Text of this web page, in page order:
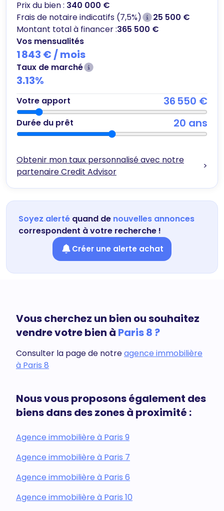
Prix du bien : 340 000 €
Frais de notaire indicatifs (7,5%)
25 500 €
Montant total à financer :365 500 €
Vos mensualités
1 843 € / mois
Taux de marché
3.13%
Votre apport 36 550 €
Durée du prêt 20 ans
Obtenir mon taux personnalisé avec notre
partenaire Credit Advisor
>
Soyez alerté quand de nouvelles annonces
correspondent à votre recherche !
Créer une alerte achat
Vous cherchez un bien ou souhaitez
vendre votre bien à Paris 8 ?
Consulter la page de notreagence immobilière
à Paris 8
Nous vous proposons également des
biens dans des zones à proximité :
Agence immobilière à Paris 9
Agence immobilière à Paris 7
Agence immobilière à Paris 6
Agence immobilière à Paris 10